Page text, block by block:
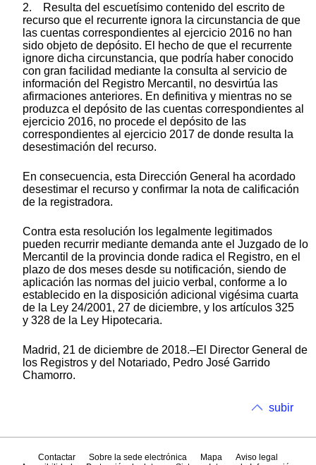
2. Resulta del escuetísimo contenido del escrito de
recurso que el recurrente ignora la circunstancia de que
las cuentas correspondientes al ejercicio 2016 no han
sido objeto de depósito. El hecho de que el recurrente
ignore dicha circunstancia, que podría haber conocido
con gran facilidad mediante la consulta al servicio de
información del Registro Mercantil, no desvirtúa las
afirmaciones anteriores. En definitiva y mientras no se
produzca el depósito de las cuentas correspondientes al
ejercicio 2016, no procede el depósito de las
correspondientes al ejercicio 2017 de donde resulta la
desestimación del recurso.
En consecuencia, esta Dirección General ha acordado
desestimar el recurso y confirmar la nota de calificación
de la registradora.
Contra esta resolución los legalmente legitimados
pueden recurrir mediante demanda ante el Juzgado de lo
Mercantil de la provincia donde radica el Registro, en el
plazo de dos meses desde su notificación, siendo de
aplicación las normas del juicio verbal, conforme a lo
establecido en la disposición adicional vigésima cuarta
de la Ley 24/2001, 27 de diciembre, y los artículos 325
y 328 de la Ley Hipotecaria.
Madrid, 21 de diciembre de 2018.–El Director General de
los Registros y del Notariado, Pedro José Garrido
Chamorro.
subir
Contactar Sobre la sede electrónica Mapa
Aviso legal